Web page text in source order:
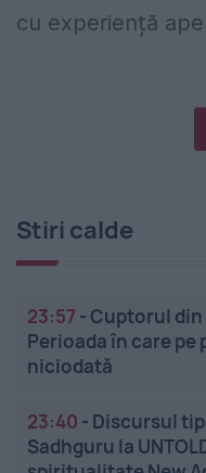
cu experiență
Stiri calde
23:57 -Cuptorul
Perioada în care pe
niciodată
23:40 - Discursul
Sadhguru la